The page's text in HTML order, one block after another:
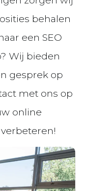
behalen
een SEO
Wij bieden
gesprek op
met ons op
online